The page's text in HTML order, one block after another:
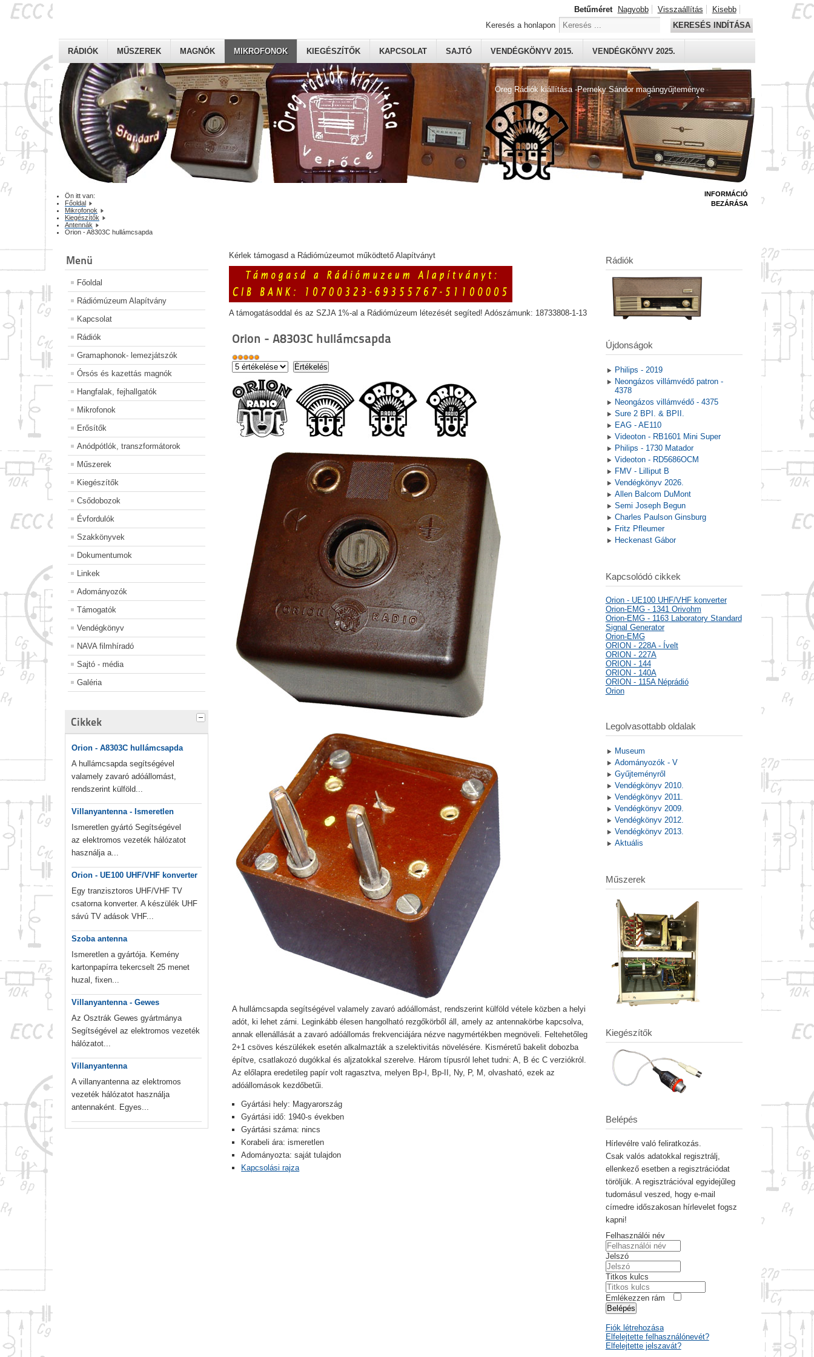
Öreg Rádiók kiállítása -Perneky Sándor magángyűjteménye
RÁDIÓK MŰSZEREK MAGNÓK MIKROFONOK KIEGÉSZÍTŐK KAPCSOLAT SAJTÓ VENDÉGKÖNYV 2015. VENDÉGKÖNYV 2025.
Betűméret Nagyobb Visszaállítás
Kisebb
Keresés a honlapon
KERESÉS INDÍTÁSA
Ön itt van:
Főoldal
Mikrofonok
Kiegészítők
Antennák
Orion - A8303C hullámcsapda
Menü
Főoldal
Rádiómúzeum Alapítvány
Kapcsolat
Rádiók
Gramaphonok- lemezjátszók
Órsós és kazettás magnók
Hangfalak, fejhallgatók
Mikrofonok
Erősítők
Anódpótlók, transzformátorok
Műszerek
Kiegészítők
Csődobozok
Évfordulók
Szakkönyvek
Dokumentumok
Linkek
Adományozók
Támogatók
Vendégkönyv
NAVA filmhíradó
Sajtó - média
Galéria
Cikkek
Orion - A8303C hullámcsapda
A hullámcsapda segítségével
valamely zavaró adóállomást,
rendszerint külföld...
Villanyantenna - Ismeretlen
Ismeretlen gyártó Segítségével
az elektromos vezeték hálózatot
használja a...
Orion - UE100 UHF/VHF konverter
Egy tranzisztoros UHF/VHF TV
csatorna konverter. A készülék UHF
sávú TV adások VHF...
Szoba antenna
Ismeretlen a gyártója. Kemény
kartonpapírra tekercselt 25 menet
huzal, fixen...
Villanyantenna - Gewes
Az Osztrák Gewes gyártmánya
Segítségével az elektromos vezeték
hálózatot...
Villanyantenna
A villanyantenna az elektromos
vezeték hálózatot használja
antennaként. Egyes...
Kérlek támogasd a Rádiómúzeumot működtető Alapítványt
A támogatásoddal és az SZJA 1%-al a Rádiómúzeum létezését segíted! Adószámunk: 18733808-1-13
Orion - A8303C hullámcsapda
A hullámcsapda segítségével valamely zavaró adóállomást, rendszerint külföld vétele közben a helyi
adót, ki lehet zárni. Leginkább élesen hangolható rezgőkörből áll, amely az antennakörbe kapcsolva,
annak ellenállását a zavaró adóállomás frekvenciájára nézve nagymértékben megnöveli. Feltehetőleg
2+1 csöves készülékek esetén alkalmazták a szelektivitás növelésére. Kisméretű bakelit dobozba
építve, csatlakozó dugókkal és aljzatokkal szerelve. Három típusról lehet tudni: A, B éc C verziókról.
Az előlapra eredetileg papír volt ragasztva, melyen Bp-I, Bp-II, Ny, P, M, olvasható, ezek az
adóállomások kezdőbetűi.
Gyártási hely: Magyarország
Gyártási idő: 1940-s években
Gyártási száma: nincs
Korabeli ára: ismeretlen
Adományozta: saját tulajdon
Kapcsolási rajza
INFORMÁCIÓ
BEZÁRÁSA
Rádiók
Újdonságok
Philips - 2019
Neongázos villámvédő patron -
4378
Neongázos villámvédő - 4375
Sure 2 BPI. & BPII.
EAG - AE110
Videoton - RB1601 Mini Super
Philips - 1730 Matador
Videoton - RD5686OCM
FMV - Lilliput B
Vendégkönyv 2026.
Allen Balcom DuMont
Semi Joseph Begun
Charles Paulson Ginsburg
Fritz Pfleumer
Heckenast Gábor
Kapcsolódó cikkek
Orion - UE100 UHF/VHF konverter
Orion-EMG - 1341 Orivohm
Orion-EMG - 1163 Laboratory Standard
Signal Generator
Orion-EMG
ORION - 228A - Ívelt
ORION - 227A
ORION - 144
ORION - 140A
ORION - 115A Néprádió
Orion
Legolvasottabb oldalak
Museum
Adományozók - V
Gyűjteményről
Vendégkönyv 2010.
Vendégkönyv 2011.
Vendégkönyv 2009.
Vendégkönyv 2012.
Vendégkönyv 2013.
Aktuális
Műszerek
Kiegészítők
Belépés
Hírlevélre való feliratkozás.
Csak valós adatokkal regisztrálj,
ellenkező esetben a regisztrációdat
töröljük. A regisztrációval egyidejűleg
tudomásul veszed, hogy e-mail
címedre időszakosan hírlevelet fogsz
kapni!
Felhasználói név
Jelszó
Titkos kulcs
Emlékezzen rám
Belépés
Fiók létrehozása
Elfelejtette felhasználónevét?
Elfelejtette jelszavát?